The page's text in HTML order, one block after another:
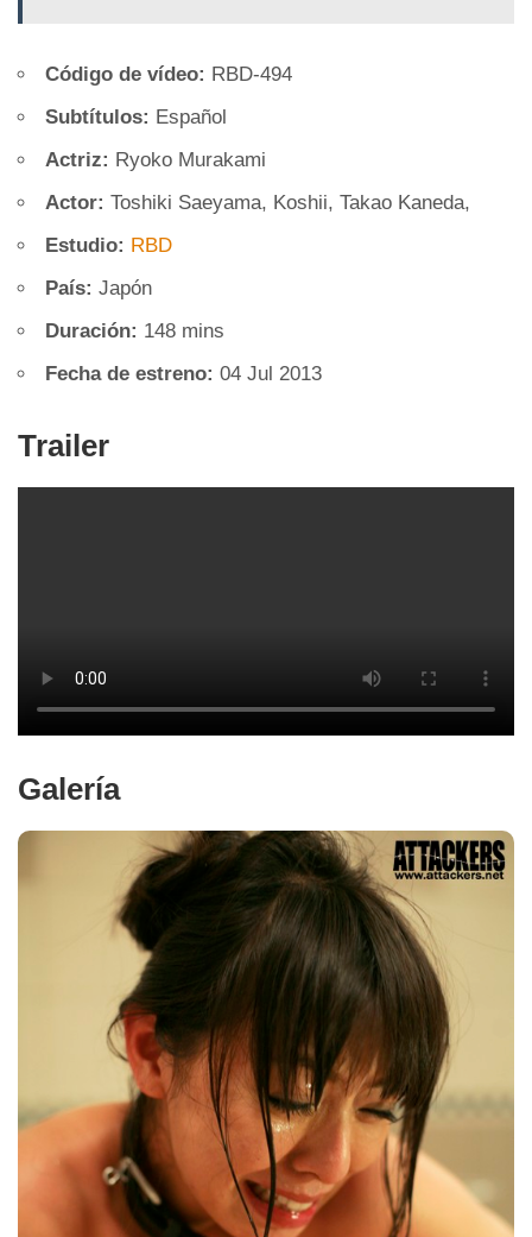
Código de vídeo: RBD-494
Subtítulos: Español
Actriz: Ryoko Murakami
Actor:Toshiki Saeyama, Koshii, Takao Kaneda,
Estudio: RBD
País:Japón
Duración: 148 mins
Fecha de estreno:04 Jul 2013
Trailer
Galería